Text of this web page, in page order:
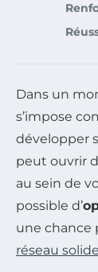
Dans un
s’impose
développer
peut ouvrir
au sein de
possible d’
une chance
réseau solide